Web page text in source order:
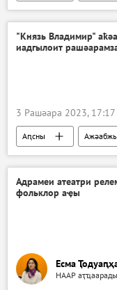
"Князь Владимир"
иадгылоит
3 Рашәара 2023, 17:17
Аԥсны
Адрамеи атеатри
фольклор аҿы
Есма
НААР